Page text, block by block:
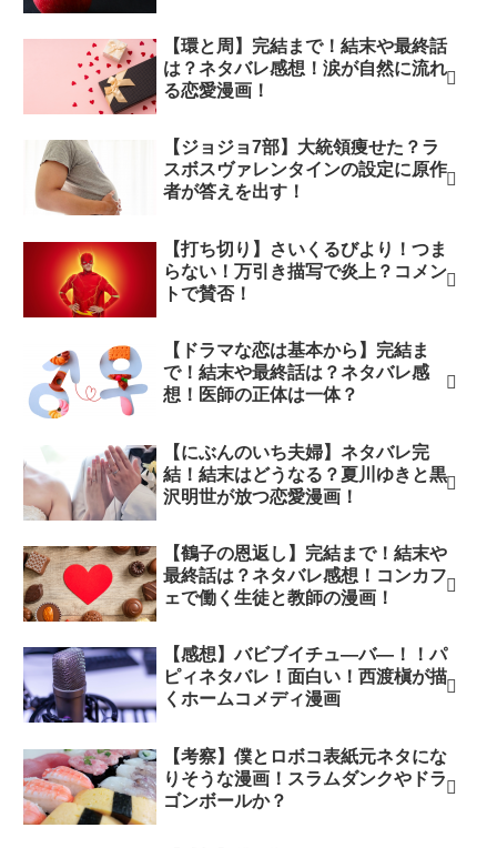
【環と周】完結まで！結末や最終話
は？ネタバレ感想！涙が自然に流れ
る恋愛漫画！
【ジョジョ7部】大統領痩せた？ラ
スボスヴァレンタインの設定に原作
者が答えを出す！
【打ち切り】さいくるびより！つま
らない！万引き描写で炎上？コメン
トで賛否！
【ドラマな恋は基本から】完結ま
で！結末や最終話は？ネタバレ感
想！医師の正体は一体？
【にぶんのいち夫婦】ネタバレ完
結！結末はどうなる？夏川ゆきと黒
沢明世が放つ恋愛漫画！
【鶴子の恩返し】完結まで！結末や
最終話は？ネタバレ感想！コンカフ
ェで働く生徒と教師の漫画！
【感想】バビブイチュ―バ―！！パ
ピィネタバレ！面白い！西渡槇が描
くホームコメディ漫画
【考察】僕とロボコ表紙元ネタにな
りそうな漫画！スラムダンクやドラ
ゴンボールか？